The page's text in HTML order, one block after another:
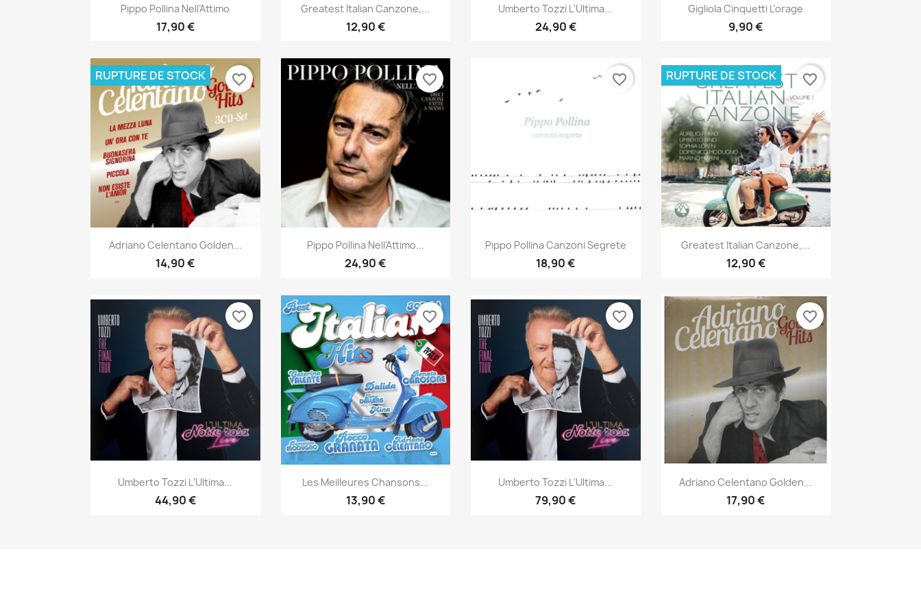
Aperçu rapide
Pippo Pollina Nell’Attimo
17,90 €
Aperçu rapide
Greatest Italian Canzone,...
12,90 €
Aperçu rapide
Umberto Tozzi L‘Ultima...
24,90 €
Aperçu rapide
Gigliola Cinquetti L’orage
9,90 €
Aperçu rapide
Adriano Celentano Golden...
14,90 €
RUPTURE DE STOCK favorite_border
 Aperçu rapide
Pippo Pollina Nell’Attimo...
24,90 €
favorite_border
Aperçu rapide
Pippo Pollina Canzoni Segrete
18,90 €
favorite_border
Aperçu rapide
Greatest Italian Canzone,...
12,90 €
RUPTURE DE STOCK favorite_border
Aperçu rapide
Umberto Tozzi L‘Ultima...
44,90 €
favorite_border
Aperçu rapide
Les Meilleures Chansons...
13,90 €
favorite_border
Aperçu rapide
Umberto Tozzi L‘Ultima...
79,90 €
favorite_border
Aperçu rapide
Adriano Celentano Golden...
17,90 €
favorite_border